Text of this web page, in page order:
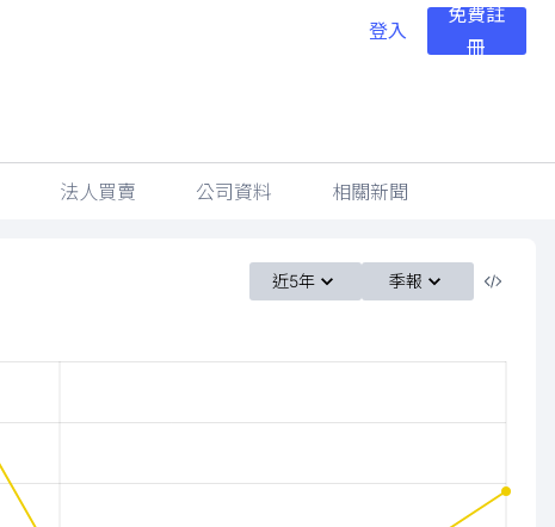
登入
免費註
冊
法人買賣 公司資料 相關新聞
近5年 季報